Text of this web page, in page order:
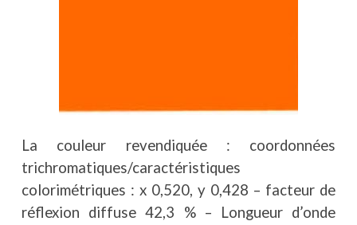
La couleur revendiquée : coordonnées
trichromatiques/caractéristiques
colorimétriques : x 0,520, y 0,428 – facteur de
réflexion diffuse 42,3 % – Longueur d’onde